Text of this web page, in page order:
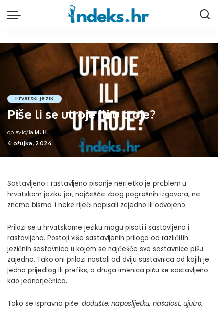
Hrvatski jezik
Piše li se utroje ili u troje?
Posted
by
objavio/la M. H.
4 ožujka, 2024
Sastavljeno i rastavljeno pisanje nerijetko je problem u
hrvatskom jeziku jer, najčešće zbog pogrešnih izgovora, ne
znamo bismo li neke riječi napisali zajedno ili odvojeno.
Prilozi se u hrvatskome jeziku mogu pisati i sastavljeno i
rastavljeno. Postoji više sastavljenih priloga od različitih
jezičnih sastavnica u kojem se najčešće sve sastavnice pišu
zajedno. Tako oni prilozi nastali od dviju sastavnica od kojih je
jedna prijedlog ili prefiks, a druga imenica pišu se sastavljeno
kao jednorječnica.
Tako se ispravno piše: dodušte, naposlijetku, našalost, ujutro.